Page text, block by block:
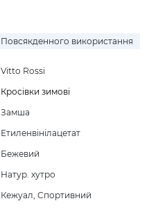
Повсякденного використання
Vitto Rossi
Кросівки зимові
Замша
Етиленвінілацетат
Бежевий
Натур. хутро
Кежуал, Спортивний